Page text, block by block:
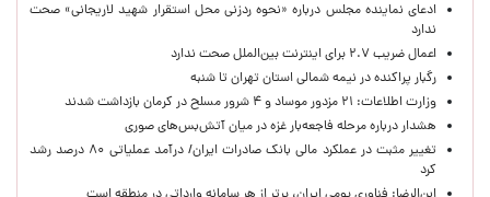
ادعای نماینده مجلس درباره «نحوه ردزنی محل استقرار شهید لاریجانی» صحت
ندارد
اعمال ضریب ۲.۷ برای اینترنت بین‌الملل صحت ندارد
رگبار پراکنده در نیمه شمالی استان تهران تا شنبه
وزارت اطلاعات: ۲۱ مزدور موساد و ۴ شرور مسلح در کرمان بازداشت شدند
هشدار درباره مرحله فاجعه‌بار غزه در میان آتش‌بس‌های صوری
تغییر مثبت در عملکرد مالی بانک صادرات ایران/ درآمد عملیاتی ۸۰ درصد رشد
کرد